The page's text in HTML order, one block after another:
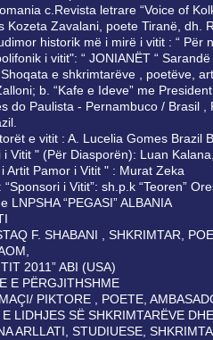
c.Revista letrare “Voice of
Kozeta Zavalani, poete Tiranë, dh.
historik më i mirë i vitit : “ Për
i vitit": “ JONIANËT “
e shkrimtarëve , poetëve,
b. “Kafe e Ideve” me
do Paulista - Pernambuco / Brasil
e vitit : A. Lucelia Gomes Brazil
i Vitit " (Për Diasporën): Luan
Artit Pamor i Vitit " : Murat Zeka
i Vitit”: sh.p.k “Teoren”
LNPSHA “PEGASI” ALBANIA
F. SHABANI , SHKRIMTAR,
2011” ABI (USA)
E PËRGJITHSHME
PIKTORE , POETE,
LIDHJES SË SHKRIMTARËVE
ARLLATI, STUDIUESE,